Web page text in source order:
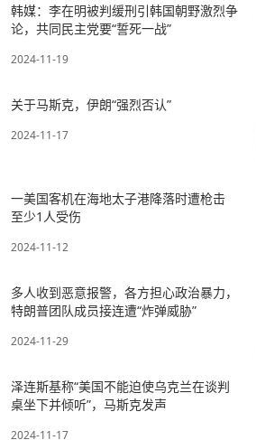
韩媒：李在明被判缓刑引韩国朝野激烈争
论，共同民主党要“誓死一战”
2024-11-19
关于马斯克，伊朗“强烈否认”
2024-11-17
一美国客机在海地太子港降落时遭枪击
至少1人受伤
2024-11-12
多人收到恶意报警，各方担心政治暴力，
特朗普团队成员接连遭“炸弹威胁”
2024-11-29
泽连斯基称“美国不能迫使乌克兰在谈判
桌坐下并倾听”，马斯克发声
2024-11-17